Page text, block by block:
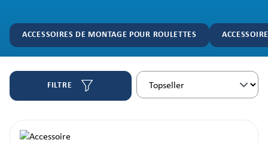
ACCESSOIRES DE MONTAGE POUR ROULETTES
FILTRE